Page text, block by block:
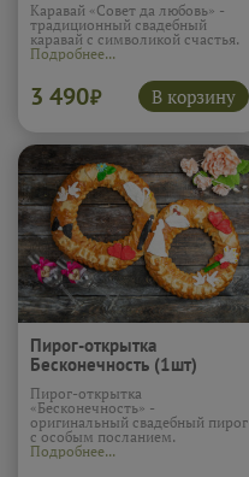
Каравай «Совет да любовь» -
традиционный свадебный
каравай с символикой счастья.
Подробнее...
3 490₽ В корзину
Пирог-открытка
Бесконечность (1шт)
Пирог-открытка
«Бесконечность» -
оригинальный свадебный пирог
с особым посланием.
Подробнее...